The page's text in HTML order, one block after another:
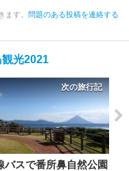
ます。 問題のある投稿を連絡する
光2021
次の旅行記
バスで番所鼻自然公園